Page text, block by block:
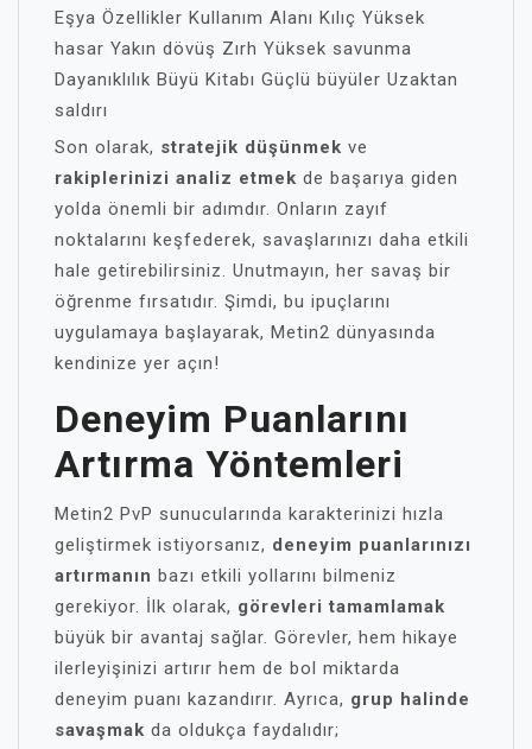
Eşya Özellikler Kullanım Alanı Kılıç Yüksek
hasar Yakın dövüş Zırh Yüksek savunma
Dayanıklılık Büyü Kitabı Güçlü büyüler Uzaktan
saldırı
Son olarak, stratejik düşünmek ve
rakiplerinizi analiz etmek de başarıya giden
yolda önemli bir adımdır. Onların zayıf
noktalarını keşfederek, savaşlarınızı daha etkili
hale getirebilirsiniz. Unutmayın, her savaş bir
öğrenme fırsatıdır. Şimdi, bu ipuçlarını
uygulamaya başlayarak, Metin2 dünyasında
kendinize yer açın!
Deneyim Puanlarını
Artırma Yöntemleri
Metin2 PvP sunucularında karakterinizi hızla
geliştirmek istiyorsanız, deneyim puanlarınızı
artırmanın bazı etkili yollarını bilmeniz
gerekiyor. İlk olarak, görevleri tamamlamak
büyük bir avantaj sağlar. Görevler, hem hikaye
ilerleyişinizi artırır hem de bol miktarda
deneyim puanı kazandırır. Ayrıca, grup halinde
savaşmak da oldukça faydalıdır;